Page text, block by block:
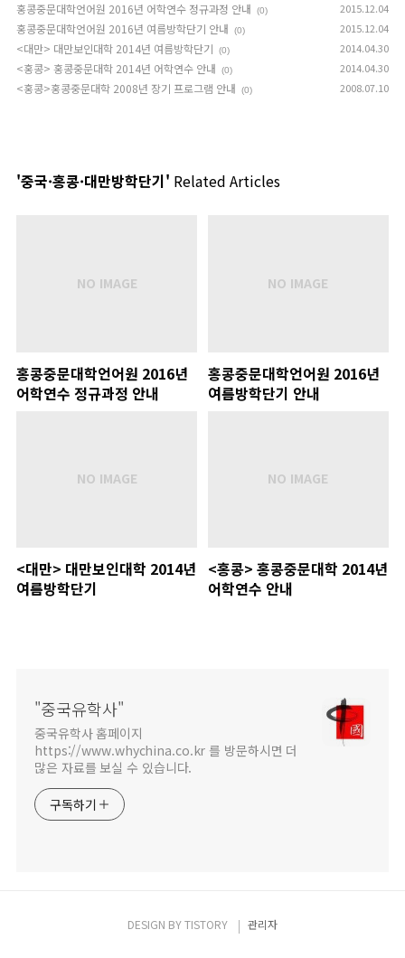
홍콩중문대학언어원 2016년 어학연수 정규과정 안내
(0) 2015.12.04
홍콩중문대학언어원 2016년 여름방학단기 안내 (0) 2015.12.04
<대만> 대만보인대학 2014년 여름방학단기 (0) 2014.04.30
<홍콩> 홍콩중문대학 2014년 어학연수 안내 (0) 2014.04.30
<홍콩>홍콩중문대학 2008년 장기 프로그램 안내 (0) 2008.07.10
'중국·홍콩·대만방학단기' Related Articles
홍콩중문대학언어원 2016년
어학연수 정규과정 안내
홍콩중문대학언어원 2016년
여름방학단기 안내
<대만> 대만보인대학 2014년
여름방학단기
<홍콩> 홍콩중문대학 2014년
어학연수 안내
"중국유학사"
중국유학사 홈페이지
https://www.whychina.co.kr 를 방문하시면 더
많은 자료를 보실 수 있습니다.
구독하기
DESIGN BYTISTORY 관리자